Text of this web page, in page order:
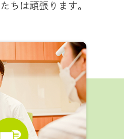
ちは頑張ります。